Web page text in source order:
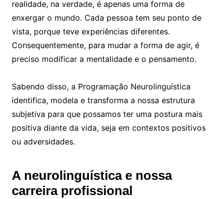
realidade, na verdade, é apenas uma forma de
enxergar o mundo. Cada pessoa tem seu ponto de
vista, porque teve experiências diferentes.
Consequentemente, para mudar a forma de agir, é
preciso modificar a mentalidade e o pensamento.
Sabendo disso, a Programação Neurolinguística
identifica, modela e transforma a nossa estrutura
subjetiva para que possamos ter uma postura mais
positiva diante da vida, seja em contextos positivos
ou adversidades.
A neurolinguística e nossa
carreira profissional